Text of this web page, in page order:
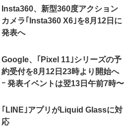
Insta360、新型360度アクション
カメラ｢Insta360 X6｣を8月12日に
発表へ
Google、｢Pixel 11｣シリーズの予
約受付を8月12日23時より開始へ
ｰ 発表イベントは翌13日午前7時〜
｢LINE｣アプリがLiquid Glassに対
応